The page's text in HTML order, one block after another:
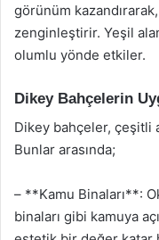
görünüm
zenginleştirir. Yeşil
olumlu yönde etkiler.
Dikey Bahçelerin
Dikey bahçeler, çeşitli
Bunlar arasında;
– **Kamu Binaları**:
binaları gibi kamuya